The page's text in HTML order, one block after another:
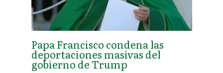
Papa Francisco condena las
deportaciones masivas del
gobierno de Trump